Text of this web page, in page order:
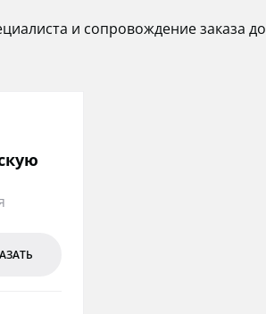
и сопровождение заказа до